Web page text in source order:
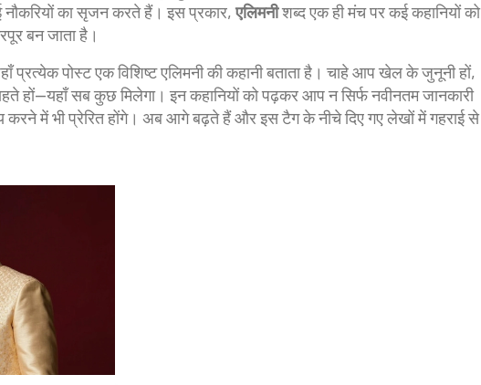
नौकरियों का सृजन करते हैं। इस प्रकार,एलिमनीशब्द एक ही मंच पर कई कहानियों को
बन जाता है।
प्रत्येक पोस्ट एक विशिष्ट एलिमनी की कहानी बताता है। चाहे आप खेल के जुनूनी हों,
हों—यहाँ सब कुछ मिलेगा। इन कहानियों को पढ़कर आप न सिर्फ नवीनतम जानकारी
करने में भी प्रेरित होंगे। अब आगे बढ़ते हैं और इस टैग के नीचे दिए गए लेखों में गहराई से